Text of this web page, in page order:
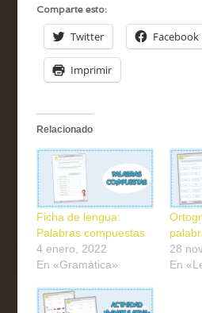
Comparte esto:
Twitter Facebook
Imprimir
Relacionado
Ficha de lengua:
Palabras compuestas
4 enero, 2022
En «Gramática»
28
En